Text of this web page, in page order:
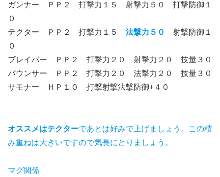
ガンナー ＰＰ２ 打撃力１５ 射撃力５０ 打撃防御１
０
テクター ＰＰ２ 打撃力１５ 法撃力５０
射撃防御１
０
ブレイバー ＰＰ２ 打撃力２０ 射撃力２０ 技量３０
バウンサー ＰＰ２ 打撃力２０ 法撃力２０ 技量３０
サモナー ＨＰ１０ 打撃射撃法撃防御+４０
オススメはテクターであとは好みで上げましょう。この積
み重ねは大きいですので気長にとりましょう。
マグ関係